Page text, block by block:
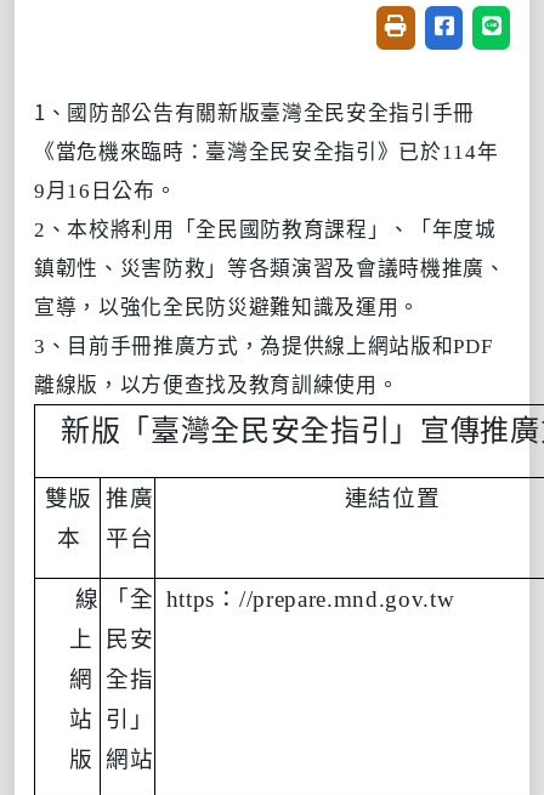
友善列印(開新視
分享至臉書
分享
1、國防部公告有關新版臺灣全民安全指引手冊
《當危機來臨時：臺灣全民安全指引》已於114年
9月16日公布。
2、本校將利用「全民國防教育課程」、「年度城
鎮韌性、災害防救」等各類演習及會議時機推廣、
宣導，以強化全民防災避難知識及運用。
3、目前手冊推廣方式，為提供線上網站版和PDF
離線版，以方便查找及教育訓練使用。
新版「臺灣全民安全指引」宣傳推
雙版
本
推廣
平台
連結位置
線
上
網
站
版
「全
民安
全指
引」
網站
https ： //prepare.mnd.gov.tw